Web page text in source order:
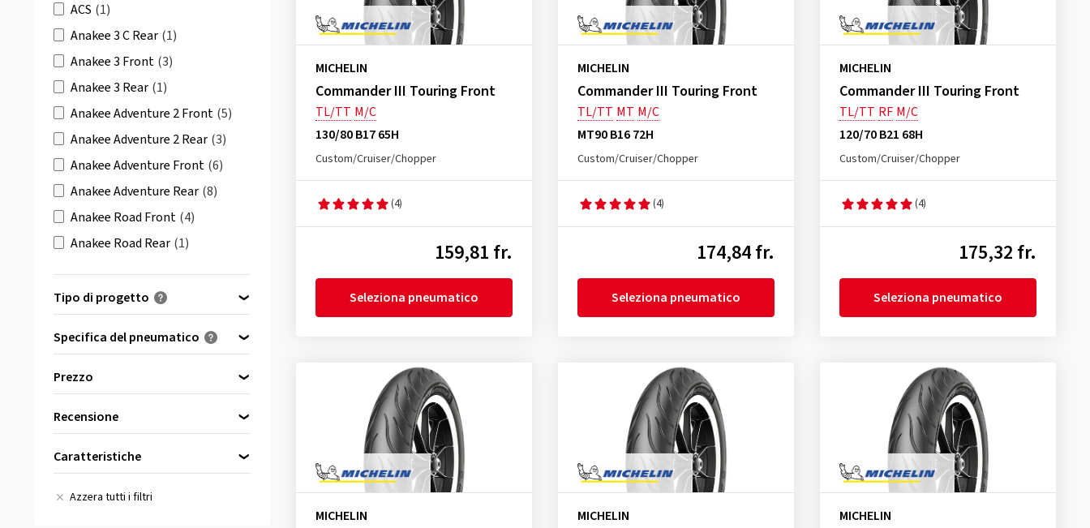
ACS (1)
Anakee 3 C Rear (1)
Anakee 3 Front (3)
Anakee 3 Rear (1)
Anakee Adventure 2 Front (5)
Anakee Adventure 2 Rear (3)
Anakee Adventure Front (6)
Anakee Adventure Rear (8)
Anakee Road Front (4)
Anakee Road Rear (1)
Anakee Street Front
Anakee Wild Front (4)
Anakee Wild Rear
Bopper(3)
City Extra F+R
City Extra Rear
City Grip 2 F/R(17)
City Grip 2 Front
Tipo di progetto
Specifica del pneumatico
TL/TT - Tubeless & Tube tyre
Prezzo
von
bis
Recensione
Caratteristiche
Azzera tutti i filtri
MICHELIN
Commander III Touring Front
TL/TT M/C
130/80 B17 65H
Custom/Cruiser/Chopper
(4)
159,81 fr.
Seleziona pneumatico
MICHELIN
Commander III Touring Front
TL/TT MT M/C
MT90 B16 72H
Custom/Cruiser/Chopper
(4)
174,84 fr.
Seleziona pneumatico
MICHELIN
Commander III Touring Front
TL/TT RF M/C
120/70 B21 68H
Custom/Cruiser/Chopper
(4)
175,32 fr.
Seleziona pneumatico
MICHELIN MICHELIN MICHELIN